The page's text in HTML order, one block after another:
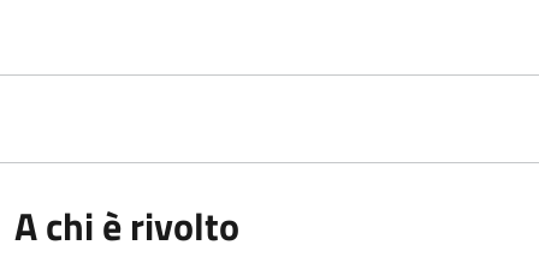
A chi è rivolto